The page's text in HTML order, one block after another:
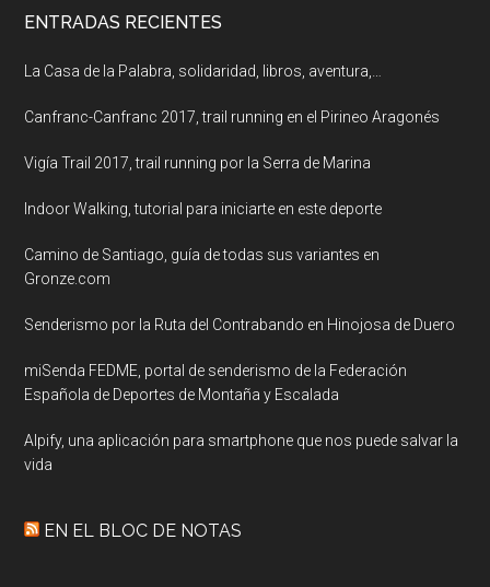
ENTRADAS RECIENTES
La Casa de la Palabra, solidaridad, libros, aventura,…
Canfranc-Canfranc 2017, trail running en el Pirineo Aragonés
Vigía Trail 2017, trail running por la Serra de Marina
Indoor Walking, tutorial para iniciarte en este deporte
Camino de Santiago, guía de todas sus variantes en
Gronze.com
Senderismo por la Ruta del Contrabando en Hinojosa de Duero
miSenda FEDME, portal de senderismo de la Federación
Española de Deportes de Montaña y Escalada
Alpify, una aplicación para smartphone que nos puede salvar la
vida
EN EL BLOC DE NOTAS